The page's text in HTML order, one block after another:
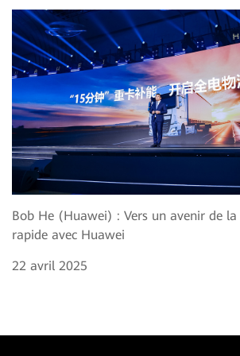
Bob He (Huawei) : Vers un avenir de
rapide avec Huawei
22 avril 2025